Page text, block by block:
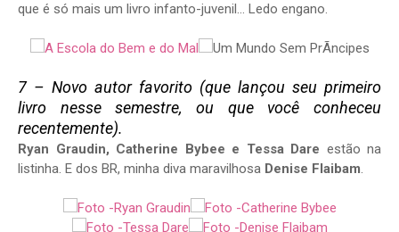
que é só mais um livro infanto-juvenil… Ledo engano.
7 – Novo autor favorito (que lançou seu primeiro
livro nesse semestre, ou que você conheceu
recentemente).
Ryan Graudin, Catherine Bybee e Tessa Dare estão na
listinha. E dos BR, minha diva maravilhosa Denise Flaibam.